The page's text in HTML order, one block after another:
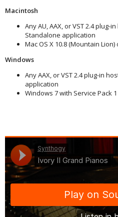
Macintosh
Any AU, AAX, or VST 2.4 plug-
Standalone application
Mac OS X 10.8 (Mountain
Windows
Any AAX, or VST 2.4 plug-in
application
Windows 7 with Service Pack